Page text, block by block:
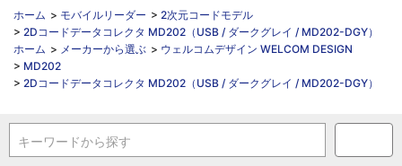
ホーム > モバイルリーダー > 2次元コードモデル
> 2Dコードデータコレクタ MD202（USB / ダークグレイ / MD202-DGY）
ホーム > メーカーから選ぶ > ウェルコムデザイン WELCOM DESIGN
> MD202
> 2Dコードデータコレクタ MD202（USB / ダークグレイ / MD202-DGY）
キーワードから探す